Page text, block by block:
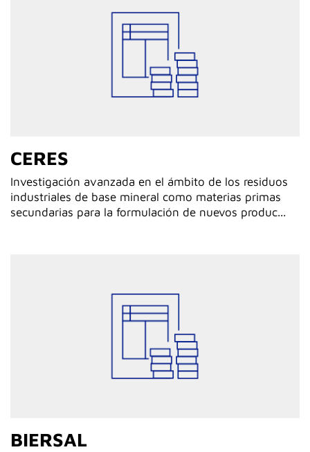
CERES
Investigación avanzada en el ámbito de los residuos
industriales de base mineral como materias primas
secundarias para la formulación de nuevos produc...
BIERSAL